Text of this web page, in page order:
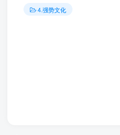
4.强势文化